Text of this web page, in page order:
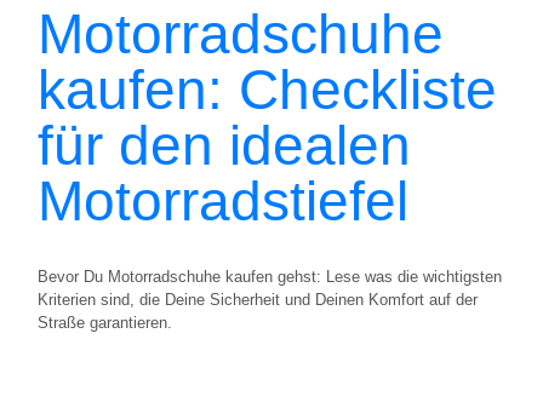
Motorradschuhe
kaufen: Checkliste
für den idealen
Motorradstiefel
Bevor Du Motorradschuhe kaufen gehst: Lese was die wichtigsten
Kriterien sind, die Deine Sicherheit und Deinen Komfort auf der
Straße garantieren.